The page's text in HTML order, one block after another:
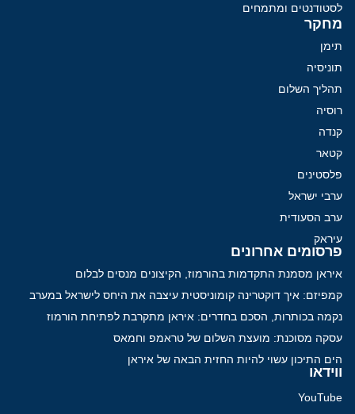
לסטודנטים ומתמחים
מחקר
תימן
תוניסיה
תהליך השלום
רוסיה
קנדה
קטאר
פלסטינים
ערבי ישראל
ערב הסעודית
עיראק
פרסומים אחרונים
איראן מסמנת התקדמות בהורמוז, הקיצונים מנסים לבלום
קמפיזם: איך דוקטרינה קומוניסטית עיצבה את היחס לישראל במערב
נקמה בכותרות, הסכם בחדרים: איראן מתקרבת לפתיחת הורמוז
עסקה מסוכנת: מועצת השלום של טראמפ וחמאס
הים התיכון עשוי להיות החזית הבאה של איראן
ווידאו
YouTube